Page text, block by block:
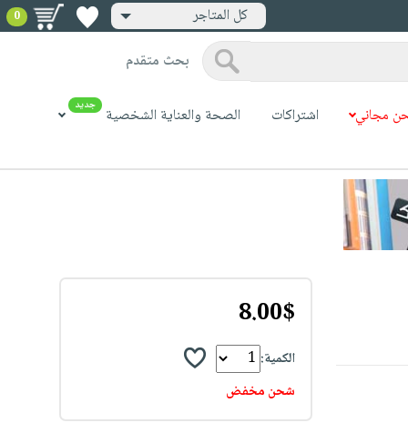
كل المتاجر 0
بحث متقدم
مجاني اشتراكات الصحة والعناية الشخصية جديد
8.00$
الكمية:
شحن مخفض